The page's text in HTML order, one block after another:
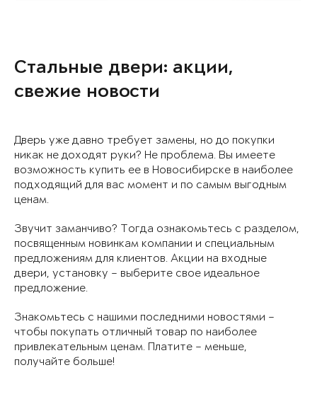
Стальные двери: акции,
свежие новости
Дверь уже давно требует замены, но до покупки
никак не доходят руки? Не проблема. Вы имеете
возможность купить ее в Новосибирске в наиболее
подходящий для вас момент и по самым выгодным
ценам.
Звучит заманчиво? Тогда ознакомьтесь с разделом,
посвященным новинкам компании и специальным
предложениям для клиентов. Акции на входные
двери, установку – выберите свое идеальное
предложение.
Знакомьтесь с нашими последними новостями –
чтобы покупать отличный товар по наиболее
привлекательным ценам. Платите – меньше,
получайте больше!